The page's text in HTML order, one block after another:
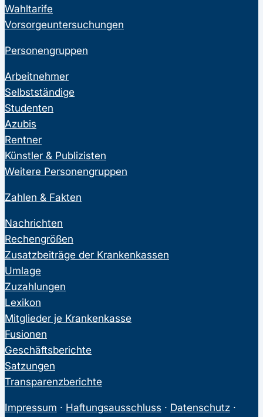
Wahltarife
Vorsorgeuntersuchungen
Personengruppen
Arbeitnehmer
Selbstständige
Studenten
Azubis
Rentner
Künstler & Publizisten
Weitere Personengruppen
Zahlen & Fakten
Nachrichten
Rechengrößen
Zusatzbeiträge der Krankenkassen
Umlage
Zuzahlungen
Lexikon
Mitglieder je Krankenkasse
Fusionen
Geschäftsberichte
Satzungen
Transparenzberichte
Impressum · Haftungsausschluss · Datenschutz ·